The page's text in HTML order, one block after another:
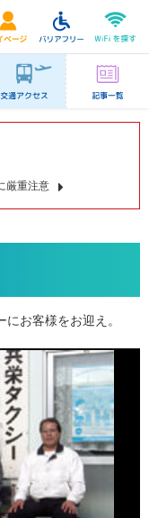
厳重注意
お客様をお迎え。